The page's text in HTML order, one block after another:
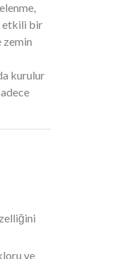
etkili bir
zemin
kurulur
ve